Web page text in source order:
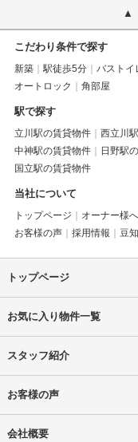
こだわり条件で探す
新築 駅徒歩5分 バストイ
オートロック
角部屋
駅で探す
立川駅の賃貸物件 西立川
中神駅の賃貸物件
日野駅
国立駅の賃貸物件
当社について
トップページ オーナー様へ
お客様の声
採用情報 豆
トップページ
お気に入り物件一覧
スタッフ紹介
お客様の声
会社概要